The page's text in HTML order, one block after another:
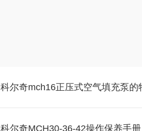
科尔奇mch16正压式空气填充泵的
科尔奇MCH30-36-42操作保养手册